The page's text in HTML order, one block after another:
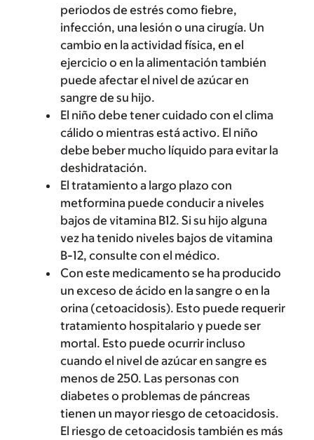
periodos de estrés como fiebre,
infección, una lesión o una cirugía. Un
cambio en la actividad física, en el
ejercicio o en la alimentación también
puede afectar el nivel de azúcar en
sangre de su hijo.
El niño debe tener cuidado con el clima
cálido o mientras está activo. El niño
debe beber mucho líquido para evitar la
deshidratación.
El tratamiento a largo plazo con
metformina puede conducir a niveles
bajos de vitamina B12. Si su hijo alguna
vez ha tenido niveles bajos de vitamina
B-12, consulte con el médico.
Con este medicamento se ha producido
un exceso de ácido en la sangre o en la
orina (cetoacidosis). Esto puede requerir
tratamiento hospitalario y puede ser
mortal. Esto puede ocurrir incluso
cuando el nivel de azúcar en sangre es
menos de 250. Las personas con
diabetes o problemas de páncreas
tienen un mayor riesgo de cetoacidosis.
El riesgo de cetoacidosis también es más